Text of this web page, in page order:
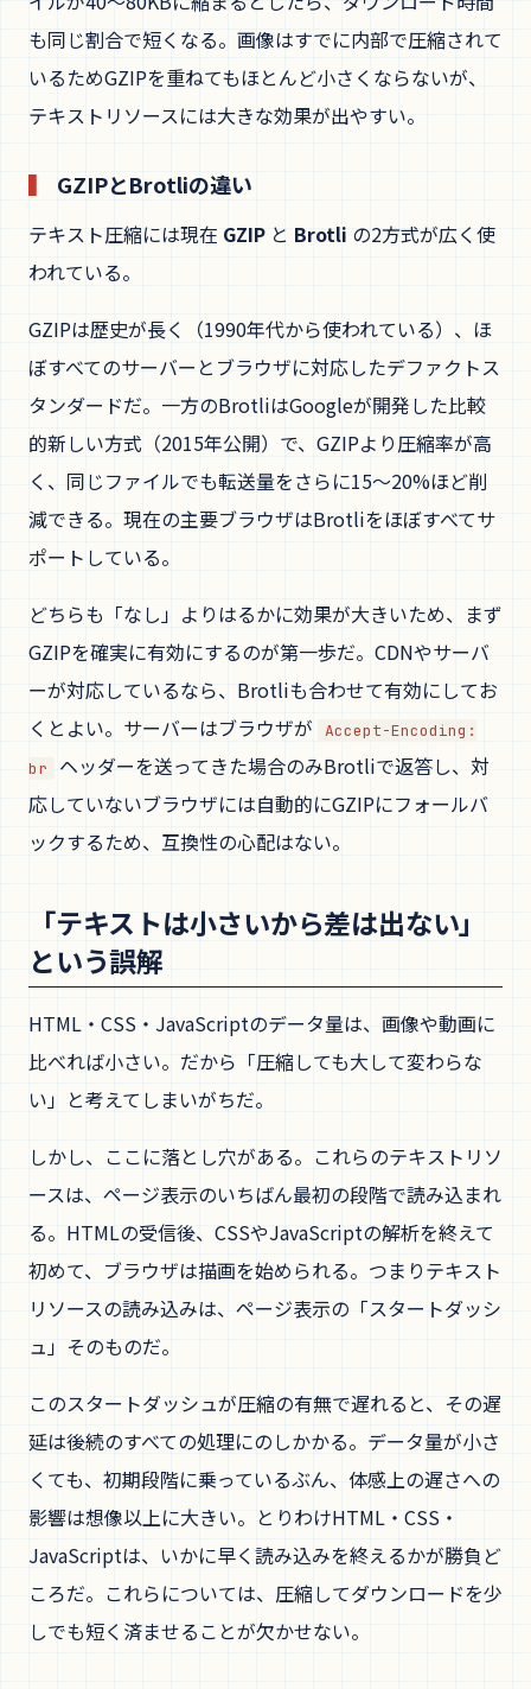
も同じ割合で短くなる。画像はすでに内部で圧縮されて
いるためGZIPを重ねてもほとんど小さくならないが、
テキストリソースには大きな効果が出やすい。
GZIPとBrotliの違い
テキスト圧縮には現在 GZIP と Brotli の2方式が広く使
われている。
GZIPは歴史が長く（1990年代から使われている）、ほ
ぼすべてのサーバーとブラウザに対応したデファクトス
タンダードだ。一方のBrotliはGoogleが開発した比較
的新しい方式（2015年公開）で、GZIPより圧縮率が高
く、同じファイルでも転送量をさらに15〜20%ほど削
減できる。現在の主要ブラウザはBrotliをほぼすべてサ
ポートしている。
どちらも「なし」よりはるかに効果が大きいため、まず
GZIPを確実に有効にするのが第一歩だ。CDNやサーバ
ーが対応しているなら、Brotliも合わせて有効にしてお
くとよい。サーバーはブラウザが
Accept-Encoding:
br
ヘッダーを送ってきた場合のみBrotliで返答し、対
応していないブラウザには自動的にGZIPにフォールバ
ックするため、互換性の心配はない。
「テキストは小さいから差は出ない」
という誤解
HTML・CSS・JavaScriptのデータ量は、画像や動画に
比べれば小さい。だから「圧縮しても大して変わらな
い」と考えてしまいがちだ。
しかし、ここに落とし穴がある。これらのテキストリソ
ースは、ページ表示のいちばん最初の段階で読み込まれ
る。HTMLの受信後、CSSやJavaScriptの解析を終えて
初めて、ブラウザは描画を始められる。つまりテキスト
リソースの読み込みは、ページ表示の「スタートダッシ
ュ」そのものだ。
このスタートダッシュが圧縮の有無で遅れると、その遅
延は後続のすべての処理にのしかかる。データ量が小さ
くても、初期段階に乗っているぶん、体感上の遅さへの
影響は想像以上に大きい。とりわけHTML・CSS・
JavaScriptは、いかに早く読み込みを終えるかが勝負ど
ころだ。これらについては、圧縮してダウンロードを少
しでも短く済ませることが欠かせない。